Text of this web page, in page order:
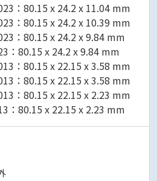
：80.15 x 24.2 x 11.04 mm
：80.15 x 24.2 x 10.39 mm
：80.15 x 24.2 x 9.84 mm
：80.15 x 24.2 x 9.84 mm
：80.15 x 22.15 x 3.58 mm
：80.15 x 22.15 x 3.58 mm
：80.15 x 22.15 x 2.23 mm
：80.15 x 22.15 x 2.23 mm